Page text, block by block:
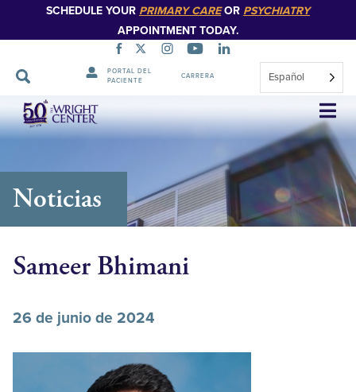
SCHEDULE YOUR PRIMARY CAREOR PSYCHIATRY
APPOINTMENT TODAY.
PORTAL DEL
PACIENTE
CARRERA Español
Saltar
navegación
Noticias
Sameer Bhimani
26 de junio de 2024